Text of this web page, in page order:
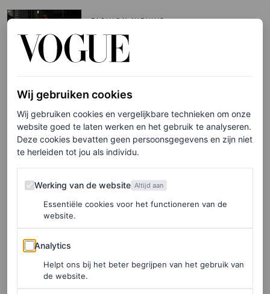
FASHION NIEUWS
Lana Del Rey rockt een
rokpak – of nee, een
CHRISTIAN ALLAIRE
FASHION NIEUWS
Lana Del Reys Met Gala
2024-look verwijst naar een
iconische Alexander
McQueen-collectie
CHRISTIAN ALLAIRE
CELEBRITY
Wij gebruiken cookies
Wij gebruiken cookies en vergelijkbare technieken om onze
website goed te laten werken en het gebruik te analyseren.
Deze cookies bevatten geen persoonsgegevens en zijn niet
te herleiden tot jou als individu.
Werking van de website
Werking van de website Altijd aan
Essentiële cookies voor het functioneren van de
website.
Analytics
Analytics
Helpt ons bij het beter begrijpen van het gebruik van
de website.